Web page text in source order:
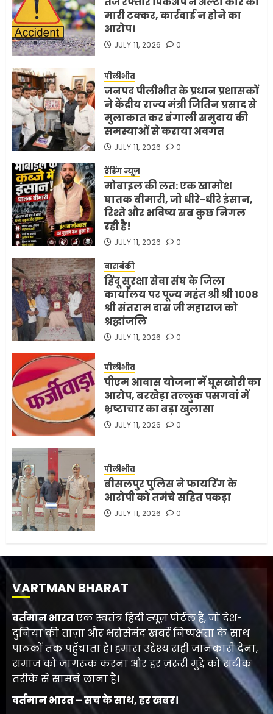
मारी टक्कर, कार्रवाई न होने का
आरोप।
JULY 11, 2026 0
पीलीभीत
जनपद पीलीभीत के प्रधान प्रशासकों
ने केंद्रीय राज्य मंत्री जितिन प्रसाद से
मुलाकात कर बंगाली समुदाय की
समस्याओं से कराया अवगत
JULY 11, 2026 0
ट्रेंडिंग न्यूज़
मोबाइल की लत: एक खामोश
घातक बीमारी, जो धीरे-धीरे इंसान,
रिश्ते और भविष्य सब कुछ निगल
रही है!
JULY 11, 2026 0
बाराबंकी
हिंदू सुरक्षा सेवा संघ के जिला
कार्यालय पर पूज्य महंत श्री श्री 1008
श्री संतराम दास जी महाराज को
श्रद्धांजलि
JULY 11, 2026 0
पीलीभीत
पीएम आवास योजना में घूसखोरी का
आरोप, बरखेड़ा तल्लुक पसगवां में
भ्रष्टाचार का बड़ा खुलासा
JULY 11, 2026 0
पीलीभीत
बीसलपुर पुलिस ने फायरिंग के
आरोपी को तमंचे सहित पकड़ा
JULY 11, 2026 0
VARTMAN BHARAT
वर्तमान भारतएक स्वतंत्र हिंदी न्यूज़ पोर्टल है, जो देश-
दुनिया की ताज़ा और भरोसेमंद खबरें निष्पक्षता के साथ
पाठकों तक पहुँचाता है। हमारा उद्देश्य सही जानकारी देना,
समाज को जागरूक करना और हर ज़रूरी मुद्दे को सटीक
तरीके से सामने लाना है।
वर्तमान भारत – सच के साथ, हर खबर।